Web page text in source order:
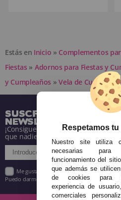
Estás en Inicio » Complementos
Fiestas » Adornos para Fiestas y
y Cumpleaños » Vela de
SUSCRÍBETE A
NEWSLETTER
¡Consigue descuentos y entérate
que nadie!
Me gustaría recibir descuentos
Puedo darme de baja cuando quiera según
Respetamos
Nuestro site utiliza
necesarias
funcionamiento del
que además se
de cookies para
experiencia de
comerciales